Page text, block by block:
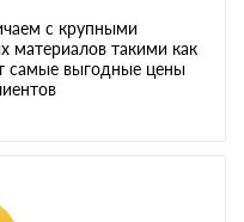
с крупными
материалов такими как
самые выгодные цены